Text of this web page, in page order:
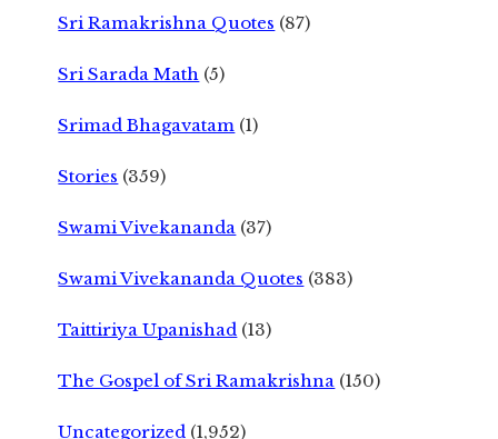
Sri Ramakrishna Quotes (87)
Sri Sarada Math (5)
Srimad Bhagavatam (1)
Stories (359)
Swami Vivekananda (37)
Swami Vivekananda Quotes (383)
Taittiriya Upanishad (13)
The Gospel of Sri Ramakrishna (150)
Uncategorized (1,952)